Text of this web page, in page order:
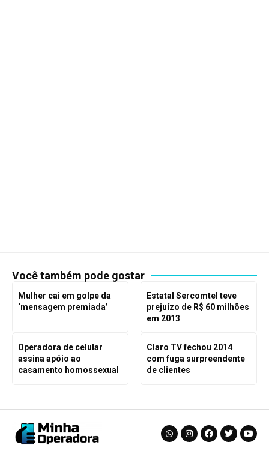
Você também pode gostar
Mulher cai em golpe da
‘mensagem premiada’
Estatal Sercomtel teve
prejuízo de R$ 60 milhões
em 2013
Operadora de celular
assina apóio ao
casamento homossexual
Claro TV fechou 2014
com fuga surpreendente
de clientes